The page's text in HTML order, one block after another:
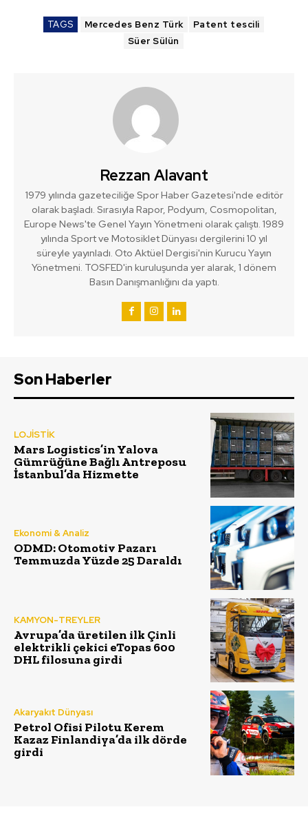
TAGS Mercedes Benz Türk
Patent tescili
Süer Sülün
Rezzan Alavant
1979 yılında gazeteciliğe Spor Haber Gazetesi'nde editör
olarak başladı. Sırasıyla Rapor, Podyum, Cosmopolitan,
Europe News'te Genel Yayın Yönetmeni olarak çalıştı. 1989
yılında Sport ve Motosiklet Dünyası dergilerini 10 yıl
süreyle yayınladı. Oto Aktüel Dergisi'nin Kurucu Yayın
Yönetmeni. TOSFED'in kuruluşunda yer alarak, 1 dönem
Basın Danışmanlığını da yaptı.
Son Haberler
LOJİSTİK
Mars Logistics’in Yalova
Gümrüğüne Bağlı Antreposu
İstanbul’da Hizmette
Ekonomi & Analiz
ODMD: Otomotiv Pazarı
Temmuzda Yüzde 25 Daraldı
KAMYON-TREYLER
Avrupa’da üretilen ilk Çinli
elektrikli çekici eTopas 600
DHL filosuna girdi
Akaryakıt Dünyası
Petrol Ofisi Pilotu Kerem
Kazaz Finlandiya’da ilk dörde
girdi